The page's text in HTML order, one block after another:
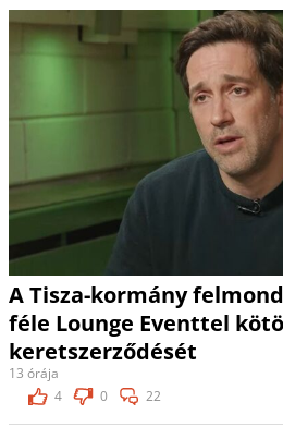
A Tisza-kormány
féle Lounge Eventtel
keretszerződését
13 órája
4
0 22